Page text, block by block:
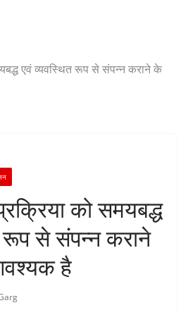
एवं व्यवस्थित रूप से संपन्न कराने के
को समयबद्ध
रूप से संपन्न कराने
है